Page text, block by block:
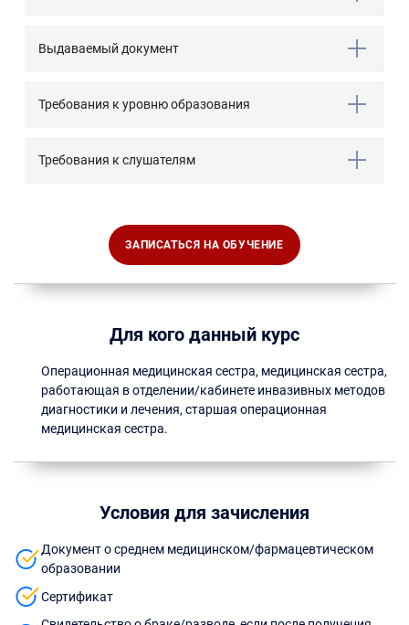
Выдаваемый документ
Требования к уровню образования
Требования к слушателям
ЗАПИСАТЬСЯ НА ОБУЧЕНИЕ
Для кого данный курс
Операционная медицинская сестра, медицинская сестра,
работающая в отделении/кабинете инвазивных методов
диагностики и лечения, старшая операционная
медицинская сестра.
Условия для зачисления
Документ о среднем медицинском/фармацевтическом
образовании
Сертификат